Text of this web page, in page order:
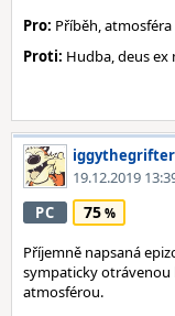
Pro: Příběh, atmosféra
Proti: Hudba, deus ex
iggythegrifter
19.12.2019
PC 75
Příjemně napsaná
sympaticky
atmosférou.